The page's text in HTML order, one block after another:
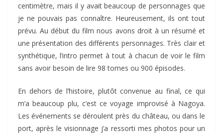
centimètre, mais il y avait beaucoup de personnages que
je ne pouvais pas connaître. Heureusement, ils ont tout
prévu. Au début du film nous avons droit à un résumé et
une présentation des différents personnages. Très clair et
synthétique, l’intro permet à tout à chacun de voir le film
sans avoir besoin de lire 98 tomes ou 900 épisodes.
En dehors de l’histoire, plutôt convenue au final, ce qui
m’a beaucoup plu, c’est ce voyage improvisé à Nagoya.
Les événements se déroulent près du château, ou dans le
port, après le visionnage j’a ressorti mes photos pour un